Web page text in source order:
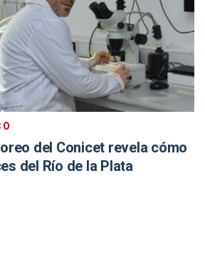
del Conicet revela cómo
del Río de la Plata